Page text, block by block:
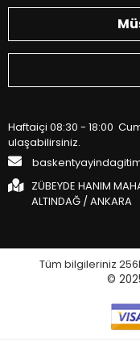
Haftaiçi 08:30 - 18:00
ulaşabilirsiniz.
ZÜBEYDE HANIM
ALTINDAĞ / ANKARA
Tüm bilgileriniz
©